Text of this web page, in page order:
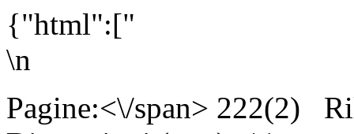
{"html":["
\n
Pagine:<\/span> 222(2)